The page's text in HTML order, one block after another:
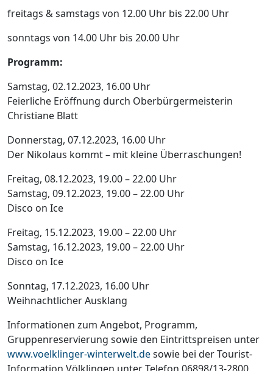
freitags & samstags von 12.00 Uhr bis 22.00 Uhr
sonntags von 14.00 Uhr bis 20.00 Uhr
Programm:
Samstag, 02.12.2023, 16.00 Uhr
Feierliche Eröffnung durch Oberbürgermeisterin
Christiane Blatt
Donnerstag, 07.12.2023, 16.00 Uhr
Der Nikolaus kommt – mit kleine Überraschungen!
Freitag, 08.12.2023, 19.00 – 22.00 Uhr
Samstag, 09.12.2023, 19.00 – 22.00 Uhr
Disco on Ice
Freitag, 15.12.2023, 19.00 – 22.00 Uhr
Samstag, 16.12.2023, 19.00 – 22.00 Uhr
Disco on Ice
Sonntag, 17.12.2023, 16.00 Uhr
Weihnachtlicher Ausklang
Informationen zum Angebot, Programm,
Gruppenreservierung sowie den Eintrittspreisen unter
www.voelklinger-winterwelt.desowie bei der Tourist-